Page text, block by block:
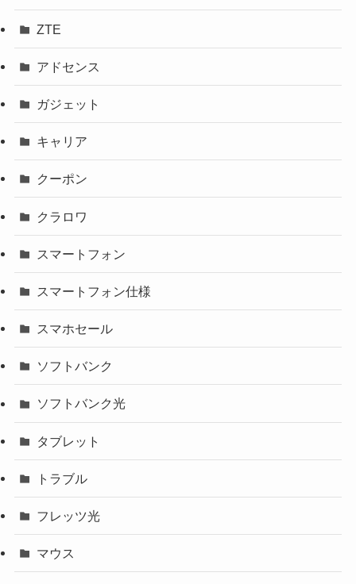
ZTE
アドセンス
ガジェット
キャリア
クーポン
クラロワ
スマートフォン
スマートフォン仕様
スマホセール
ソフトバンク
ソフトバンク光
タブレット
トラブル
フレッツ光
マウス